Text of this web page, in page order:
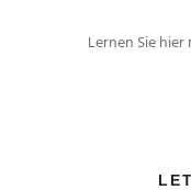
Lernen Sie